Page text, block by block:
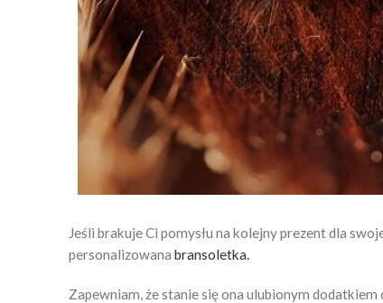
Jeśli brakuje Ci pomysłu na kolejny prezent dla
personalizowana bransoletka.
Zapewniam, że stanie się ona ulubionym